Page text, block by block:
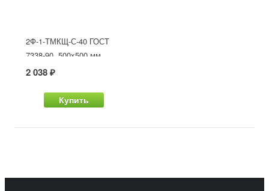
2Ф-1-ТМКЩ-С-40 ГОСТ
7338-90, 500x500 мм
2 038 ₽
Купить